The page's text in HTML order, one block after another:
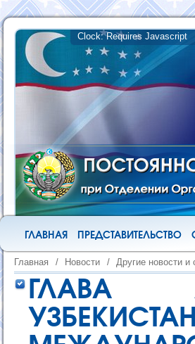
ГЛАВНАЯ ПРЕДСТАВИТЕЛЬСТВО
Главная / Новости / Другие новости и
ГЛАВА